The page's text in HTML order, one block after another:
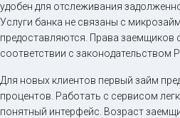
удобен для отслеживания
Услуги банка не связаны с
предоставляются. Права заемщиков
соответствии с законодательством
Для новых клиентов первый займ
процентов. Работать с сервисом
понятный интерфейс. Возраст